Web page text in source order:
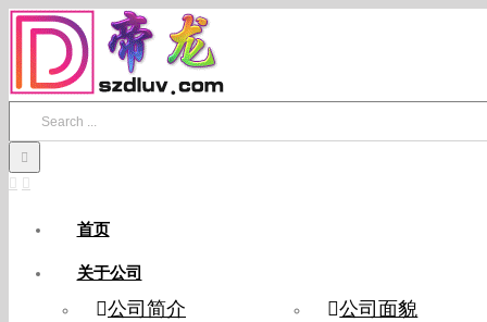
Skip
content
首页
关于公司
公司简介
公司面貌